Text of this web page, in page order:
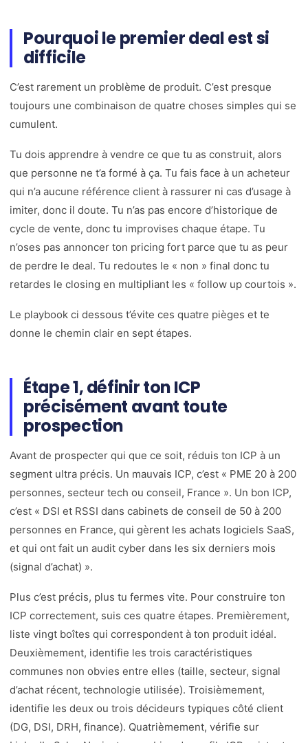
Pourquoi le premier deal est si
difficile
C’est rarement un problème de produit. C’est presque
toujours une combinaison de quatre choses simples qui se
cumulent.
Tu dois apprendre à vendre ce que tu as construit, alors
que personne ne t’a formé à ça. Tu fais face à un acheteur
qui n’a aucune référence client à rassurer ni cas d’usage à
imiter, donc il doute. Tu n’as pas encore d’historique de
cycle de vente, donc tu improvises chaque étape. Tu
n’oses pas annoncer ton pricing fort parce que tu as peur
de perdre le deal. Tu redoutes le « non » final donc tu
retardes le closing en multipliant les « follow up courtois ».
Le playbook ci dessous t’évite ces quatre pièges et te
donne le chemin clair en sept étapes.
Étape 1, définir ton ICP
précisément avant toute
prospection
Avant de prospecter qui que ce soit, réduis ton ICP à un
segment ultra précis. Un mauvais ICP, c’est « PME 20 à 200
personnes, secteur tech ou conseil, France ». Un bon ICP,
c’est « DSI et RSSI dans cabinets de conseil de 50 à 200
personnes en France, qui gèrent les achats logiciels SaaS,
et qui ont fait un audit cyber dans les six derniers mois
(signal d’achat) ».
Plus c’est précis, plus tu fermes vite. Pour construire ton
ICP correctement, suis ces quatre étapes. Premièrement,
liste vingt boîtes qui correspondent à ton produit idéal.
Deuxièmement, identifie les trois caractéristiques
communes non obvies entre elles (taille, secteur, signal
d’achat récent, technologie utilisée). Troisièmement,
identifie les deux ou trois décideurs typiques côté client
(DG, DSI, DRH, finance). Quatrièmement, vérifie sur